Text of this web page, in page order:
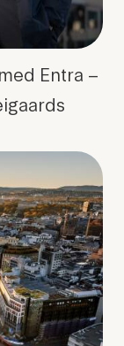
Entra –